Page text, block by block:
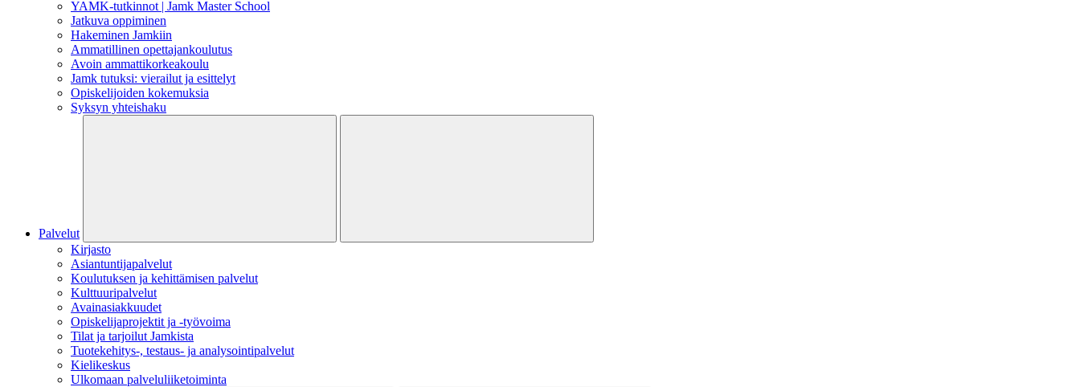
YAMK-tutkinnot | Jamk Master School
Jatkuva oppiminen
Hakeminen Jamkiin
Ammatillinen opettajankoulutus
Avoin ammattikorkeakoulu
Jamk tutuksi: vierailut ja esittelyt
Opiskelijoiden kokemuksia
Syksyn yhteishaku
Palvelut
Kirjasto
Asiantuntijapalvelut
Koulutuksen ja kehittämisen palvelut
Kulttuuripalvelut
Avainasiakkuudet
Opiskelijaprojektit​ ja -työvoima
Tilat ja tarjoilut Jamkista
Tuotekehitys-, testaus- ja analysointipalvelut
Kielikeskus
Ulkomaan palveluliiketoiminta